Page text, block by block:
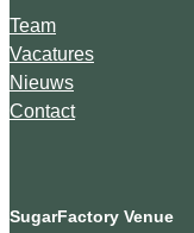
Team
Vacatures
Nieuws
Contact
SugarFactory Venue